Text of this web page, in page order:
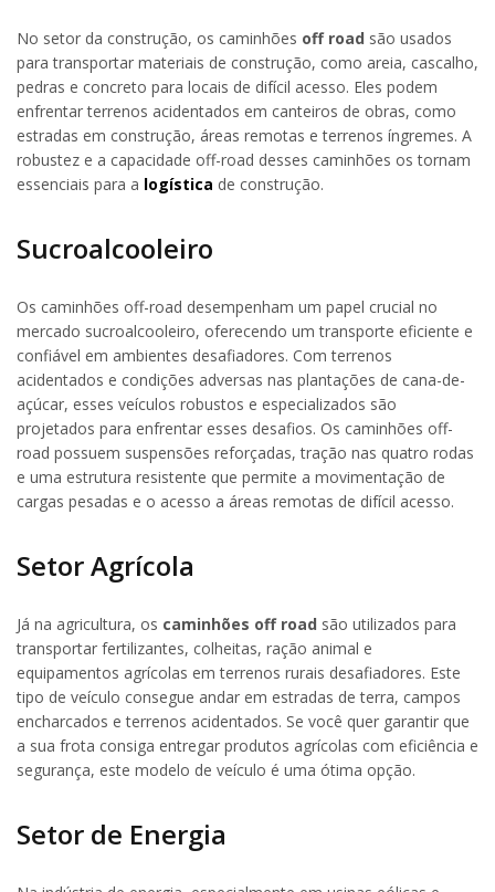
No setor da construção, os caminhões off road são usados
para transportar materiais de construção, como areia, cascalho,
pedras e concreto para locais de difícil acesso. Eles podem
enfrentar terrenos acidentados em canteiros de obras, como
estradas em construção, áreas remotas e terrenos íngremes. A
robustez e a capacidade off-road desses caminhões os tornam
essenciais para a logística de construção.
Sucroalcooleiro
Os caminhões off-road desempenham um papel crucial no
mercado sucroalcooleiro, oferecendo um transporte eficiente e
confiável em ambientes desafiadores. Com terrenos
acidentados e condições adversas nas plantações de cana-de-
açúcar, esses veículos robustos e especializados são
projetados para enfrentar esses desafios. Os caminhões off-
road possuem suspensões reforçadas, tração nas quatro rodas
e uma estrutura resistente que permite a movimentação de
cargas pesadas e o acesso a áreas remotas de difícil acesso.
Setor Agrícola
Já na agricultura, os caminhões off road são utilizados para
transportar fertilizantes, colheitas, ração animal e
equipamentos agrícolas em terrenos rurais desafiadores. Este
tipo de veículo consegue andar em estradas de terra, campos
encharcados e terrenos acidentados. Se você quer garantir que
a sua frota consiga entregar produtos agrícolas com eficiência e
segurança, este modelo de veículo é uma ótima opção.
Setor de Energia